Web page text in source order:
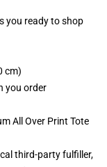
you ready to shop
cm)
you order
All Over Print Tote
third-party fulfiller,